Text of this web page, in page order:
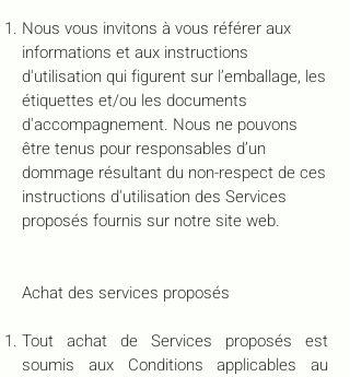
Nous vous invitons à vous référer aux
informations et aux instructions
d'utilisation qui figurent sur l’emballage, les
étiquettes et/ou les documents
d'accompagnement. Nous ne pouvons
être tenus pour responsables d’un
dommage résultant du non-respect de ces
instructions d'utilisation des Services
proposés fournis sur notre site web.
Achat des services proposés
Tout achat de Services proposés est
soumis aux Conditions applicables au